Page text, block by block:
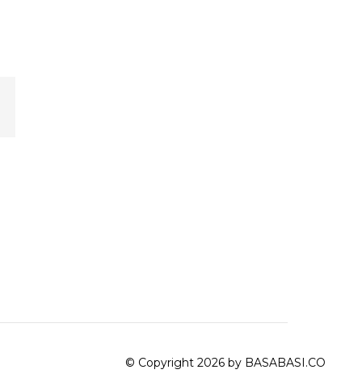
© Copyright 2026 by BASABASI.CO